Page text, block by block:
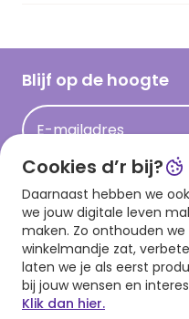
Hallmark Kaartclub
Acties
Cadeau inspiratie
Op kamp gedichten en
Leuke en grappige op
Blijf op de hoogte
E-mailadres
Download onze app
Cookies d’r bij?
Daarnaast hebben we
we jouw digitale leven
maken. Zo onthouden
winkelmandje zat,
laten we je als eerst
bij jouw wensen en
Klik dan hier.